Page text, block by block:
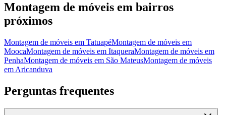
Montagem de móveis em bairros
próximos
Montagem de móveis em TatuapéMontagem de móveis em
MoocaMontagem de móveis em ItaqueraMontagem de móveis em
PenhaMontagem de móveis em São MateusMontagem de móveis
em Aricanduva
Perguntas frequentes